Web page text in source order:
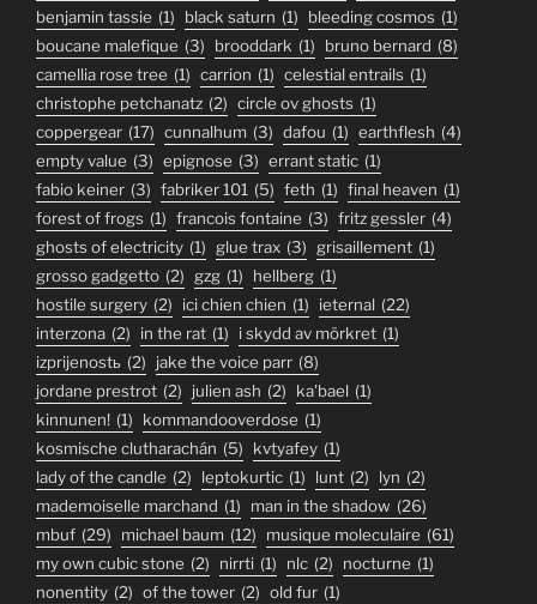
benjamin tassie (1) black saturn (1) bleeding cosmos (1)
boucane malefique (3) brooddark (1) bruno bernard (8)
camellia rose tree (1) carrion (1) celestial entrails (1)
christophe petchanatz (2) circle ov ghosts (1)
coppergear (17) cunnalhum (3) dafou (1) earthflesh (4)
empty value (3) epignose (3) errant static (1)
fabio keiner (3) fabriker 101 (5) feth (1) final heaven (1)
forest of frogs (1) francois fontaine (3) fritz gessler (4)
ghosts of electricity (1) glue trax (3) grisaillement (1)
grosso gadgetto (2) gzg (1) hellberg (1)
hostile surgery (2) ici chien chien (1) ieternal (22)
interzona (2) in the rat (1) i skydd av mörkret (1)
izprijenostь (2) jake the voice parr (8)
jordane prestrot (2) julien ash (2) ka'bael (1)
kinnunen! (1) kommandooverdose (1)
kosmische clutharachán (5) kvtyafey (1)
lady of the candle (2) leptokurtic (1) lunt (2) lyn (2)
mademoiselle marchand (1) man in the shadow (26)
mbuf (29) michael baum (12) musique moleculaire (61)
my own cubic stone (2) nirrti (1) nlc (2) nocturne (1)
nonentity (2) of the tower (2) old fur (1)